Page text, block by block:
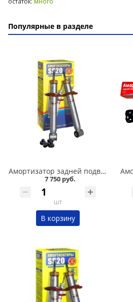
Популярные в разделе
Амортизатор задней подвески 2110,1118-19 /стандарт/ комплект, SS 20 в Омске
7 750 руб.
шт
В корзину